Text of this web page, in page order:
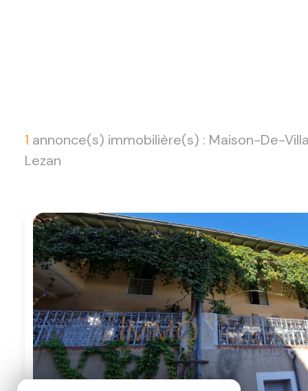
1 annonce(s) immobilière(s) : Maison-De-
Lezan